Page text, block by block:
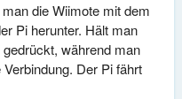
die Wiimote mit dem
Pi herunter. Hält man
während man
Der Pi fährt